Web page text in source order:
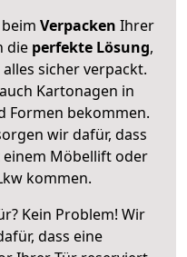
Verpacken Ihrer
die perfekte Lösung,
sicher verpackt.
Kartonagen in
Formen bekommen.
wir dafür, dass
Möbellift oder
kommen.
Kein Problem! Wir
dass eine